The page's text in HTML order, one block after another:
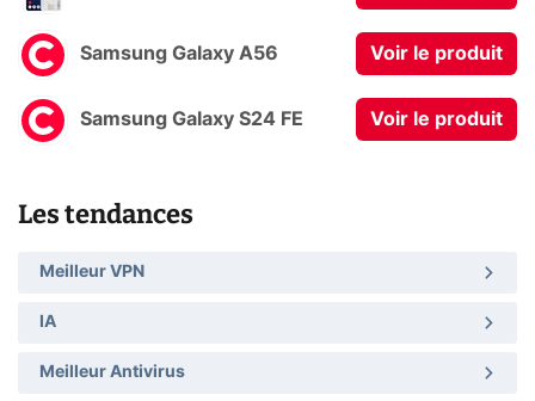
Samsung Galaxy A56 Voir le produit
Samsung Galaxy S24 FE Voir le produit
Les tendances
Meilleur VPN
IA
Meilleur Antivirus